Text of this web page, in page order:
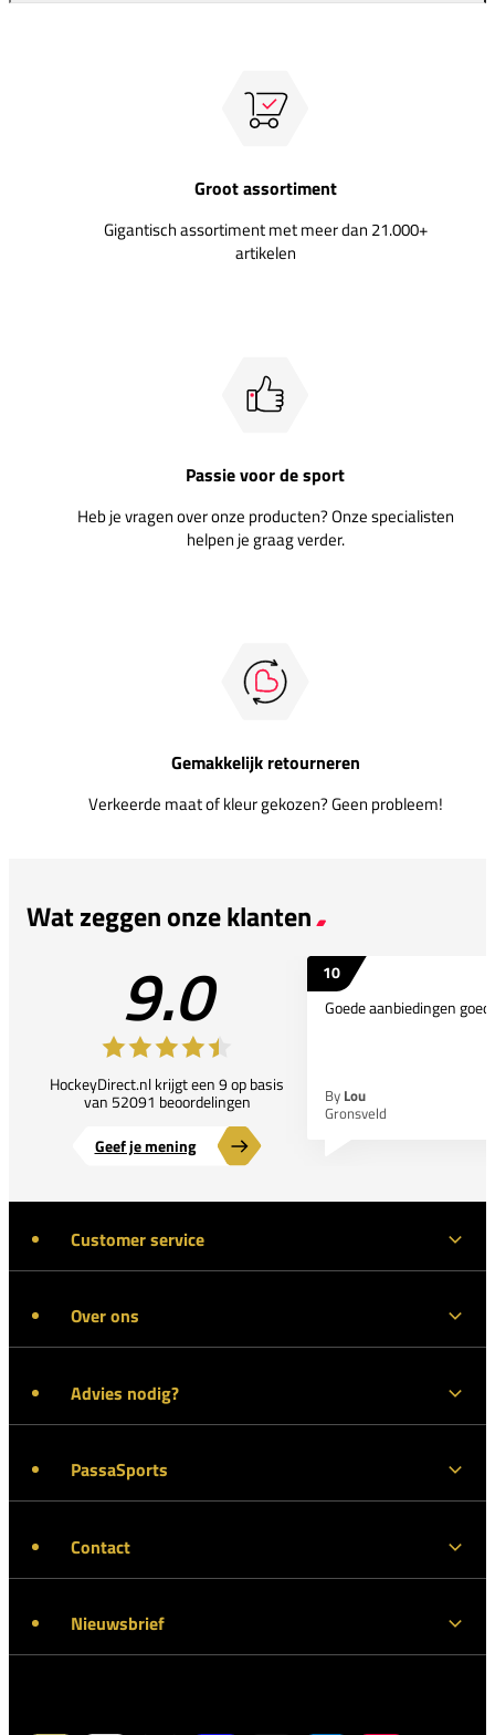
Groot assortiment
Gigantisch assortiment met meer dan 21.000+
artikelen
Passie voor de sport
Heb je vragen over onze producten? Onze specialisten
helpen je graag verder.
Gemakkelijk retourneren
Verkeerde maat of kleur gekozen? Geen probleem!
Wat zeggen onze klanten
9.0
HockeyDirect.nl krijgt een 9 op basis
van 52091 beoordelingen
Geef je mening
10
Goede aanbiedingen
By Lou
Gronsveld
Customer service
Over ons
Advies nodig?
PassaSports
Contact
Nieuwsbrief